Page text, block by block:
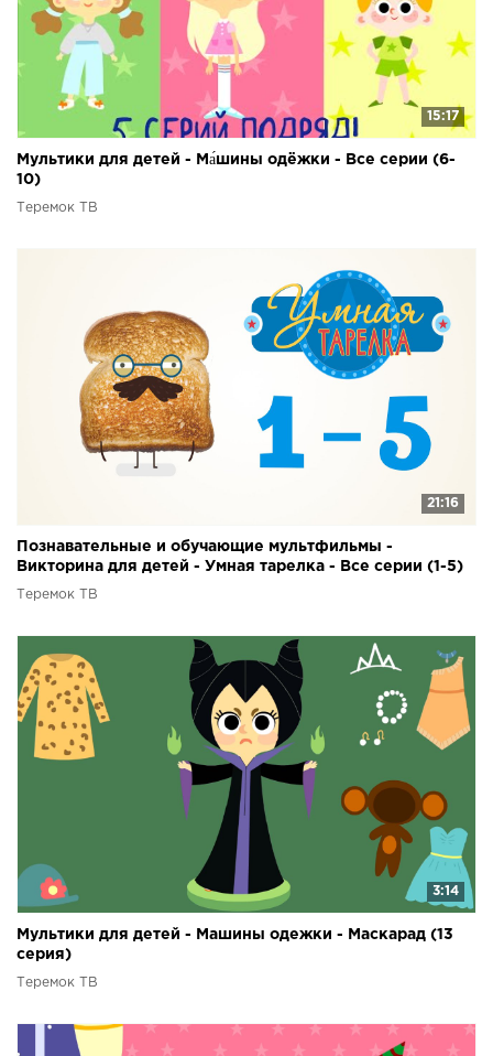
15:17
Мультики для детей - Ма́шины одёжки - Все серии (6-
10)
Теремок ТВ
21:16
Познавательные и обучающие мультфильмы -
Викторина для детей - Умная тарелка - Все серии (1-5)
Теремок ТВ
3:14
Мультики для детей - Машины одежки - Маскарад (13
серия)
Теремок ТВ